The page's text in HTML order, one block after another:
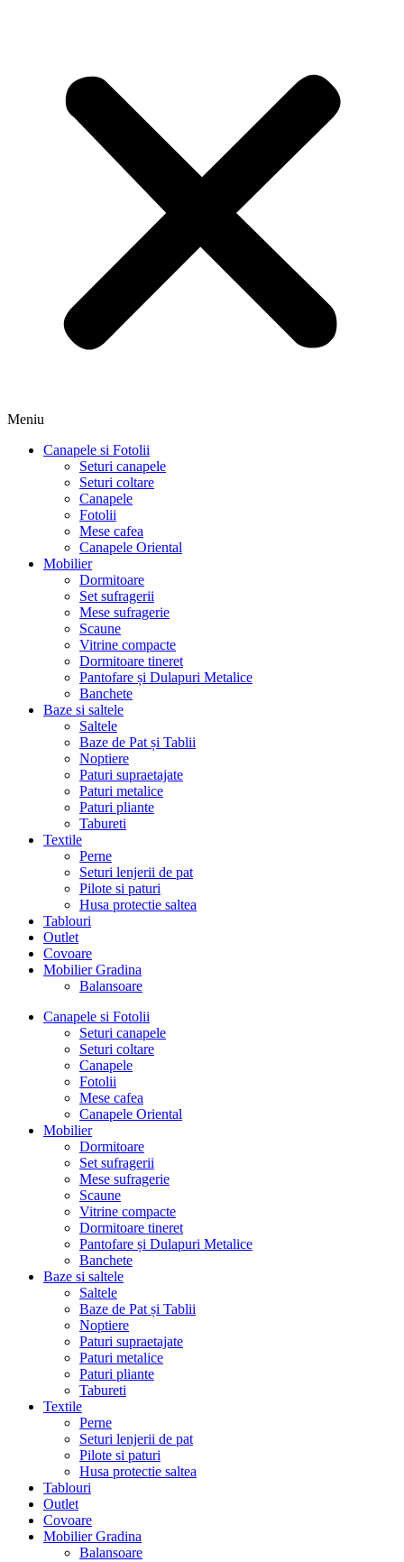
Meniu
Canapele si Fotolii
Seturi canapele
Seturi coltare
Canapele
Fotolii
Mese cafea
Canapele Oriental
Mobilier
Dormitoare
Set sufragerii
Mese sufragerie
Scaune
Vitrine compacte
Dormitoare tineret
Pantofare și Dulapuri Metalice
Banchete
Baze si saltele
Saltele
Baze de Pat și Tablii
Noptiere
Paturi supraetajate
Paturi metalice
Paturi pliante
Tabureti
Textile
Perne
Seturi lenjerii de pat
Pilote si paturi
Husa protectie saltea
Tablouri
Outlet
Covoare
Mobilier Gradina
Balansoare
Canapele si Fotolii
Seturi canapele
Seturi coltare
Canapele
Fotolii
Mese cafea
Canapele Oriental
Mobilier
Dormitoare
Set sufragerii
Mese sufragerie
Scaune
Vitrine compacte
Dormitoare tineret
Pantofare și Dulapuri Metalice
Banchete
Baze si saltele
Saltele
Baze de Pat și Tablii
Noptiere
Paturi supraetajate
Paturi metalice
Paturi pliante
Tabureti
Textile
Perne
Seturi lenjerii de pat
Pilote si paturi
Husa protectie saltea
Tablouri
Outlet
Covoare
Mobilier Gradina
Balansoare